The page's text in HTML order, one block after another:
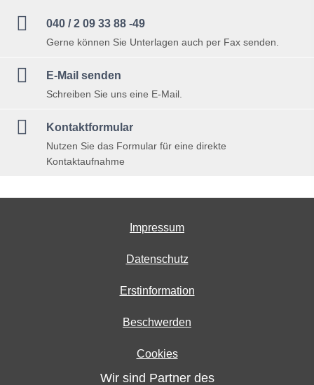
 040 / 2 09 33 88 -49
Gerne können Sie Unterlagen auch per Fax senden.
 E-Mail senden
Schreiben Sie uns eine E-Mail.
 Kontaktformular
Nutzen Sie das Formular für eine direkte
Kontaktaufnahme
Impressum
Datenschutz
Erstinformation
Beschwerden
Cookies
Wir sind Partner des